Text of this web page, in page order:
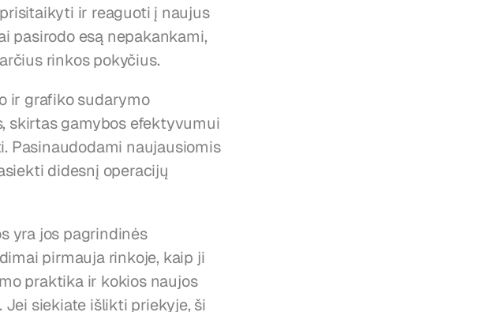
ir reaguoti į naujus
pasirodo esą nepakankami,
rinkos pokyčius.
ir grafiko sudarymo
skirtas gamybos efektyvumui
Pasinaudodami naujausiomis
didesnį operacijų
yra jos pagrindinės
pirmauja rinkoje, kaip ji
praktika ir kokios naujos
siekiate išlikti priekyje, ši